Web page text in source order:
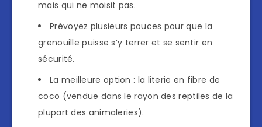
mais qui ne moisit pas.
Prévoyez plusieurs pouces pour que la
grenouille puisse s’y terrer et se sentir en
sécurité.
La meilleure option : la literie en fibre de
coco (vendue dans le rayon des reptiles de la
plupart des animaleries).